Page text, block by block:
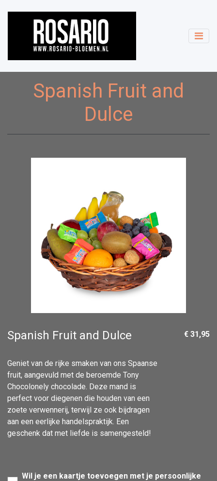
Spanish Fruit and
Dulce
Spanish Fruit and Dulce
Geniet van de rijke smaken van ons Spaanse
fruit, aangevuld met de beroemde Tony
Chocolonely chocolade. Deze mand is
perfect voor diegenen die houden van een
zoete verwennerij, terwijl ze ook bijdragen
aan een eerlijke handelspraktijk. Een
geschenk dat met liefde is samengesteld!
€ 31,95
Wil je een kaartje toevoegen met je persoonlijke